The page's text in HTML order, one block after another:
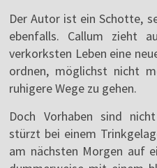
Der Autor ist ein Schotte,
ebenfalls. Callum zieht
verkorksten Leben eine
ordnen, möglichst nicht
ruhigere Wege zu gehen.
Doch Vorhaben sind
stürzt bei einem
am nächsten Morgen auf